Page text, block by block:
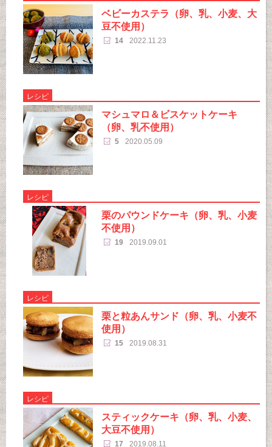
ベビーカステラ（卵、乳、小麦、大
豆不使用）
14 2022.11.23
レシピ
マシュマロ＆ビスケットケーキ
（卵、乳不使用）
5 2020.05.09
レシピ
栗のパウンドケーキ（卵、乳、小麦
不使用）
19 2019.09.01
レシピ
栗と粒あんサンド（卵、乳、小麦不
使用）
15 2019.08.31
レシピ
スティックケーキ（卵、乳、小麦、
大豆不使用）
17 2019.08.11